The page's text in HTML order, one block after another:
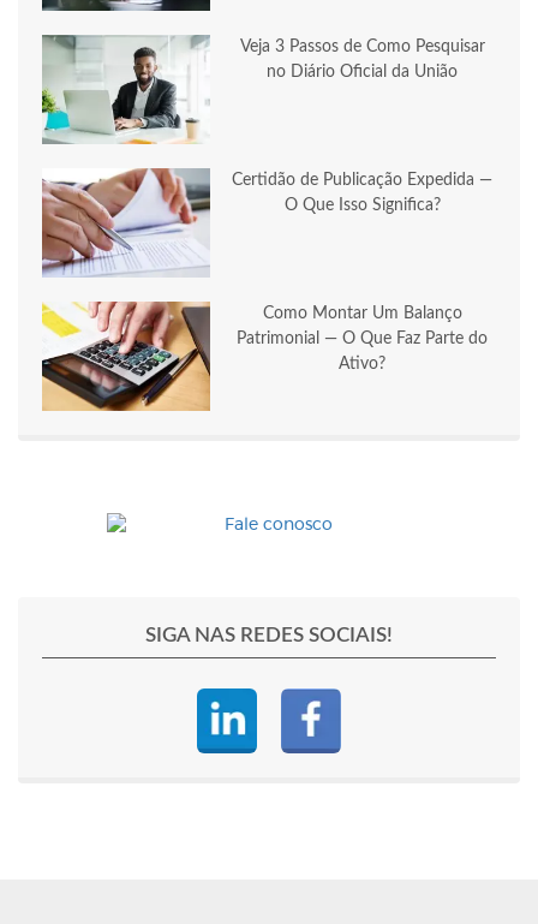
Veja 3 Passos de Como Pesquisar
no Diário Oficial da União
Certidão de Publicação Expedida —
O Que Isso Significa?
Como Montar Um Balanço
Patrimonial — O Que Faz Parte do
Ativo?
SIGA NAS REDES SOCIAIS!